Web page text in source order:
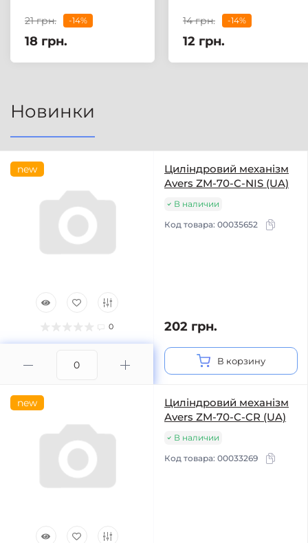
21 грн. -14%
18 грн.
14 грн. -14%
12 грн.
Новинки
new
0
Циліндровий механізм
Avers ZM-70-C-NIS (UA)
В наличии
Код товара: 00035652
202 грн.
В корзину
new
Циліндровий механізм
Avers ZM-70-C-CR (UA)
В наличии
Код товара: 00033269